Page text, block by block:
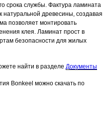
срока службы. Фактура ламината
натуральной древесины, создавая
позволяет монтировать
клея. Ламинат прост в
безопасности для жилых
найти в разделе Документы
Bonkeel можно скачать по